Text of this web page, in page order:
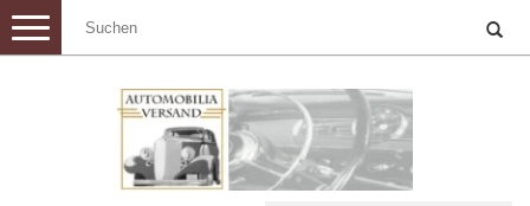
Toggle
navigation